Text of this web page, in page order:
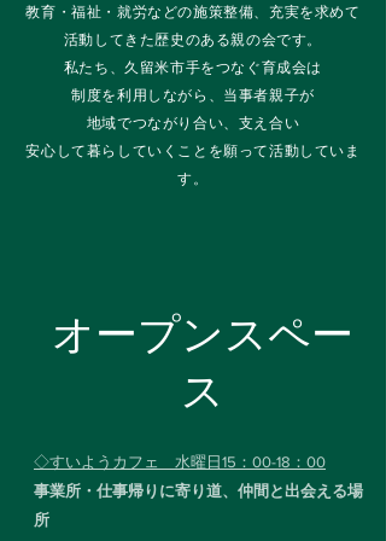
教育・福祉・就労などの施策整備、充実を求めて
活動してきた歴史のある親の会です。
私たち、久留米市手をつなぐ育成会は
制度を利用しながら、当事者親子が
地域でつながり合い、支え合い
安心して暮らしていくことを願って活動していま
す。
オープンスペー
ス
◇すいようカフェ 水曜日15：00-18：00
事業所・仕事帰りに寄り道、仲間と出会える場
所